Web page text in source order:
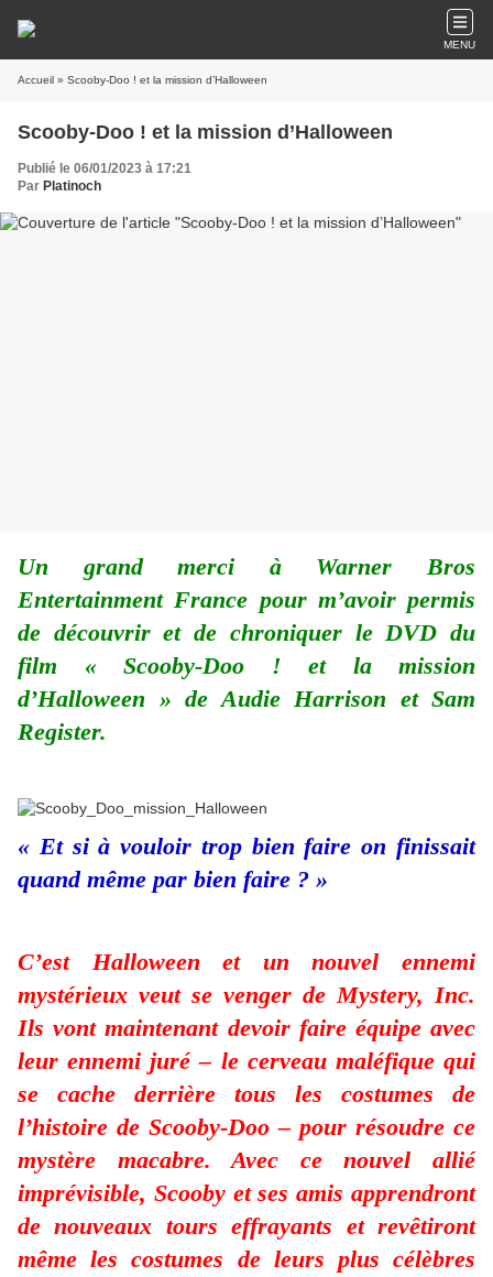
MENU
Accueil » Scooby-Doo ! et la mission d’Halloween
Scooby-Doo ! et la mission d’Halloween
Publié le 06/01/2023 à 17:21
Par Platinoch
Un grand merci à Warner Bros
Entertainment France pour m’avoir permis
de découvrir et de chroniquer le DVD du
film « Scooby-Doo ! et la mission
d’Halloween » de Audie Harrison et Sam
Register.
« Et si à vouloir trop bien faire on finissait
quand même par bien faire ? »
C’est Halloween et un nouvel ennemi
mystérieux veut se venger de Mystery, Inc.
Ils vont maintenant devoir faire équipe avec
leur ennemi juré – le cerveau maléfique qui
se cache derrière tous les costumes de
l’histoire de Scooby-Doo – pour résoudre ce
mystère macabre. Avec ce nouvel allié
imprévisible, Scooby et ses amis apprendront
de nouveaux tours effrayants et revêtiront
même les costumes de leurs plus célèbres